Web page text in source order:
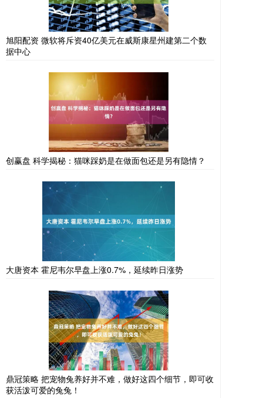
旭阳配资 微软将斥资40亿美元在威斯康星州建第二个数
据中心
创赢盘 科学揭秘：猫咪踩奶是在做面包还是另有隐情？
大唐资本 霍尼韦尔早盘上涨0.7%，延续昨日涨势
鼎冠策略 把宠物兔养好并不难，做好这四个细节，即可收
获活泼可爱的兔兔！